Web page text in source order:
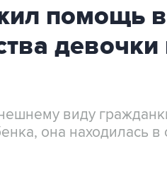
помощь в
девочки
виду
она находилась в